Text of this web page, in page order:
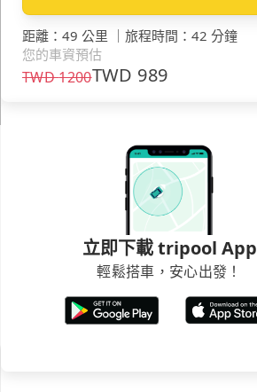
距離 ： 49 公里 ｜ 旅程時間 ： 42 分鐘
您的車資預估
TWD1200TWD 989
立即下載 tripool App
輕鬆搭車，安心出發！